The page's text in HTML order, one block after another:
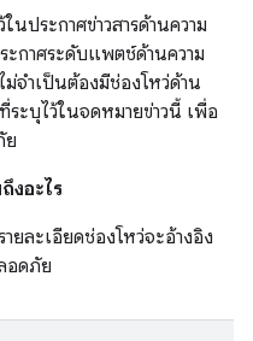
ประกาศข่าวสารด้านความ
กาศระดับแพตช์ด้านความ
จำเป็นต้องมีช่องโหว่ด้าน
ะบุไว้ในจดหมายข่าวนี้ เพื่อ
ย
งอะไร
ายละเอียดช่องโหว่จะอ้างอิง
อดภัย